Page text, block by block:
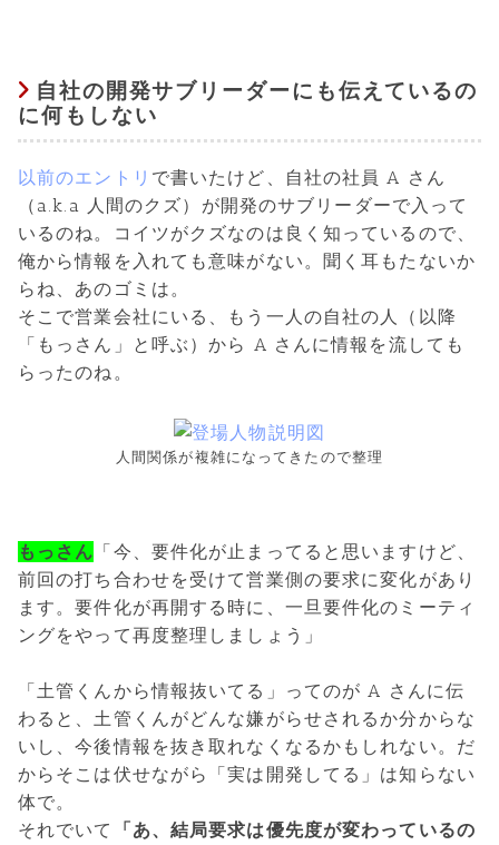
自社の開発サブリーダーにも伝えているの
に何もしない
以前のエントリ で書いたけど、自社の社員 A さん
（a.k.a 人間のクズ）が開発のサブリーダーで入って
いるのね。コイツがクズなのは良く知っているので、
俺から情報を入れても意味がない。聞く耳もたないか
らね、あのゴミは。
そこで営業会社にいる、もう一人の自社の人（以降
「もっさん」と呼ぶ）から A さんに情報を流しても
らったのね。
人間関係が複雑になってきたので整理
もっさん 「今、要件化が止まってると思いますけど、
前回の打ち合わせを受けて営業側の要求に変化があり
ます。要件化が再開する時に、一旦要件化のミーティ
ングをやって再度整理しましょう」
「土管くんから情報抜いてる」ってのが A さんに伝
わると、土管くんがどんな嫌がらせされるか分からな
いし、今後情報を抜き取れなくなるかもしれない。だ
からそこは伏せながら「実は開発してる」は知らない
体で。
それでいて
「あ、結局要求は優先度が変わっているの